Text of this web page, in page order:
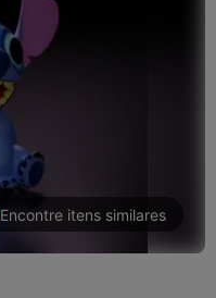
Encontre itens similares